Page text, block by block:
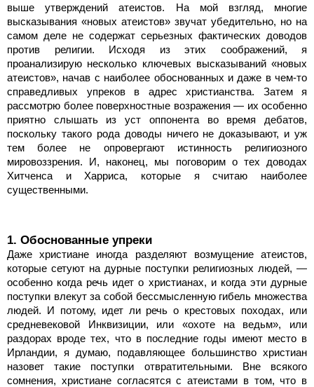
выше утверждений атеистов. На мой взгляд, многие
высказывания «новых атеистов» звучат убедительно, но на
самом деле не содержат серьезных фактических доводов
против религии. Исходя из этих соображений, я
проанализирую несколько ключевых высказываний «новых
атеистов», начав с наиболее обоснованных и даже в чем-то
справедливых упреков в адрес христианства. Затем я
рассмотрю более поверхностные возражения — их особенно
приятно слышать из уст оппонента во время дебатов,
поскольку такого рода доводы ничего не доказывают, и уж
тем более не опровергают истинность религиозного
мировоззрения. И, наконец, мы поговорим о тех доводах
Хитченса и Харриса, которые я считаю наиболее
существенными.
1. Обоснованные упреки
Даже христиане иногда разделяют возмущение атеистов,
которые сетуют на дурные поступки религиозных людей, —
особенно когда речь идет о христианах, и когда эти дурные
поступки влекут за собой бессмысленную гибель множества
людей. И потому, идет ли речь о крестовых походах, или
средневековой Инквизиции, или «охоте на ведьм», или
раздорах вроде тех, что в последние годы имеют место в
Ирландии, я думаю, подавляющее большинство христиан
назовет такие поступки отвратительными. Вне всякого
сомнения, христиане согласятся с атеистами в том, что в